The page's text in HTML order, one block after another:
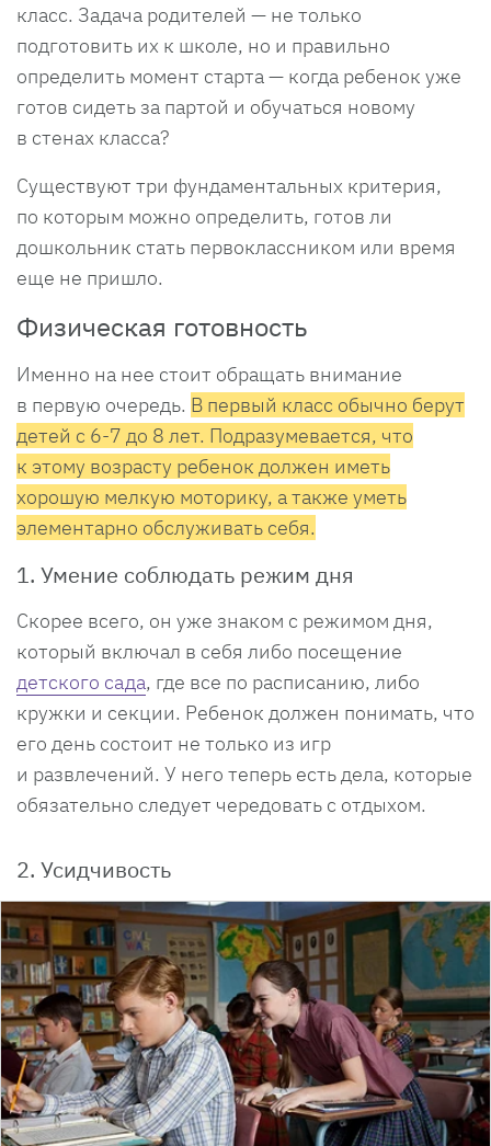
класс. Задача родителей — не только
подготовить их к школе, но и правильно
определить момент старта — когда ребенок уже
готов сидеть за партой и обучаться новому
в стенах класса?
Существуют три фундаментальных критерия,
по которым можно определить, готов ли
дошкольник стать первоклассником или время
еще не пришло.
Физическая готовность
Именно на нее стоит обращать внимание
в первую очередь. В первый класс обычно берут
детей с 6-7 до 8 лет. Подразумевается, что
к этому возрасту ребенок должен иметь
хорошую мелкую моторику, а также уметь
элементарно обслуживать себя.
1. Умение соблюдать режим дня
Скорее всего, он уже знаком с режимом дня,
который включал в себя либо посещение
детского сада, где все по расписанию, либо
кружки и секции. Ребенок должен понимать, что
его день состоит не только из игр
и развлечений. У него теперь есть дела, которые
обязательно следует чередовать с отдыхом.
2. Усидчивость